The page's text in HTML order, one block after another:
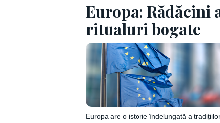
Europa: Rădăcini
ritualuri bogate
Europa are o istorie îndelungată a